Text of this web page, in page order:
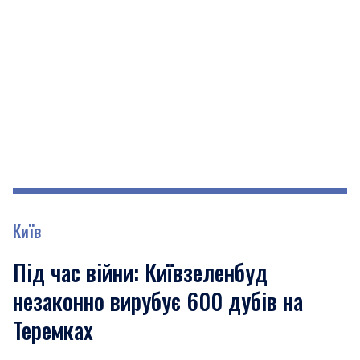
Київ
Під час війни: Київзеленбуд
незаконно вирубує 600 дубів на
Теремках